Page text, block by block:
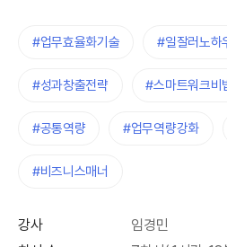
#업무효율화기술 #일잘러노하
#성과창출전략 #스마트워크비
#공통역량 #업무역량강화
#비즈니스매너
강사
임경민